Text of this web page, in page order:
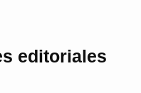
editoriales